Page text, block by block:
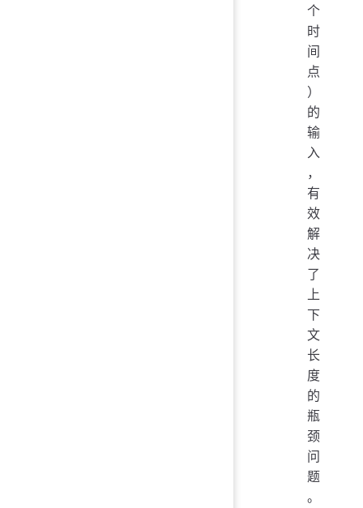
个
时
间
点
）
的
输
入
，
有
效
解
决
了
上
下
文
长
度
的
瓶
颈
问
题
。